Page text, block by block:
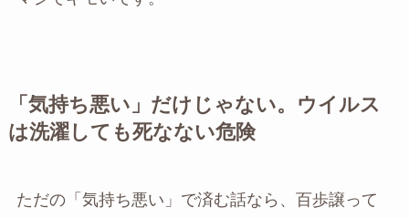
「気持ち悪い」だけじゃない。ウイルス
は洗濯しても死なない危険
ただの「気持ち悪い」で済む話なら、百歩譲って